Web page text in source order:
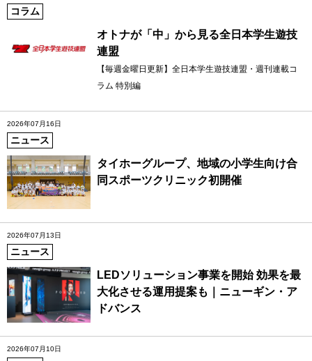
コラム
オトナが「中」から見る全日本学生遊技
連盟
【毎週金曜日更新】全日本学生遊技連盟・週刊連載コ
ラム 特別編
2026年07月16日
ニュース
タイホーグループ、地域の小学生向け合
同スポーツクリニック初開催
2026年07月13日
ニュース
LEDソリューション事業を開始 効果を最
大化させる運用提案も｜ニューギン・ア
ドバンス
2026年07月10日